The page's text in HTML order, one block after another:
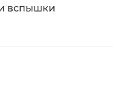
вспышки